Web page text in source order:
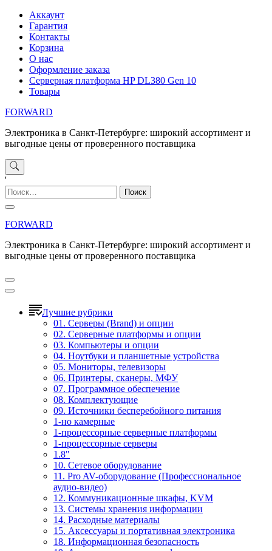
Перейти
содержимому
Аккаунт
Гарантия
Контакты
Корзина
О нас
Оформление заказа
Серверная платформа HP DL380 Gen 10
Товары
FORWARD
Электроника в Санкт-Петербурге: широкий ассортимент и
выгодные цены от проверенного поставщика
'
Найти:
FORWARD
Электроника в Санкт-Петербурге: широкий ассортимент и
выгодные цены от проверенного поставщика
Лучшие рубрики
01. Серверы (Brand) и опции
02. Серверные платформы и опции
03. Компьютеры и опции
04. Ноутбуки и планшетные устройства
05. Мониторы, телевизоры
06. Принтеры, сканеры, МФУ
07. Программное обеспечение
08. Комплектующие
09. Источники бесперебойного питания
1-но камерные
1-процессорные серверные платформы
1-процессорные серверы
1.8"
10. Сетевое оборудование
11. Pro AV-оборудование (Профессиональное
аудио-видео)
12. Коммуникационные шкафы, KVM
13. Системы хранения информации
14. Расходные материалы
15. Аксессуары и портативная электроника
18. Информационная безопасность